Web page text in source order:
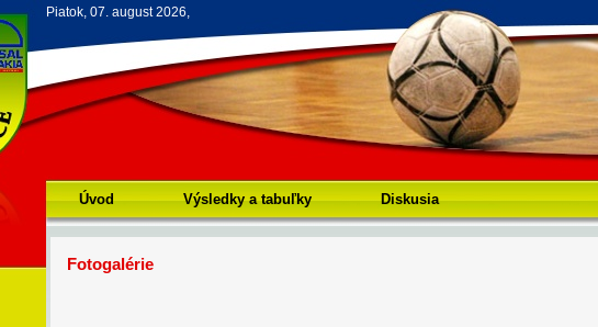
Piatok, 07. august 2026,
Úvod Výsledky a tabuľky Diskusia
Fotogalérie